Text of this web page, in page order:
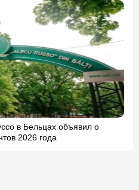
в Бельцах объявил о
2026 года